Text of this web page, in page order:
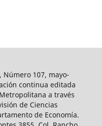
Número 107, mayo-
continua editada
a través
de Ciencias
de Economía.